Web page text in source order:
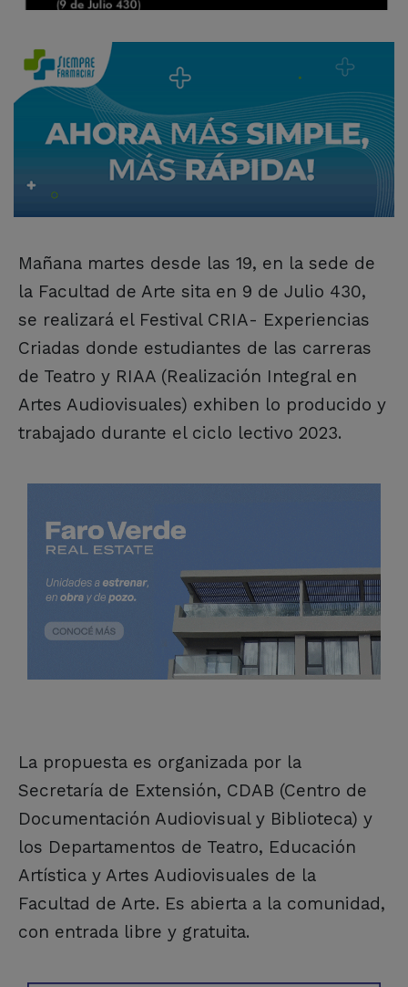
Mañana martes desde las 19, en la sede de
la Facultad de Arte sita en 9 de Julio 430,
se realizará el Festival CRIA- Experiencias
Criadas donde estudiantes de las carreras
de Teatro y RIAA (Realización Integral en
Artes Audiovisuales) exhiben lo producido y
trabajado durante el ciclo lectivo 2023.
La propuesta es organizada por la
Secretaría de Extensión, CDAB (Centro de
Documentación Audiovisual y Biblioteca) y
los Departamentos de Teatro, Educación
Artística y Artes Audiovisuales de la
Facultad de Arte. Es abierta a la comunidad,
con entrada libre y gratuita.